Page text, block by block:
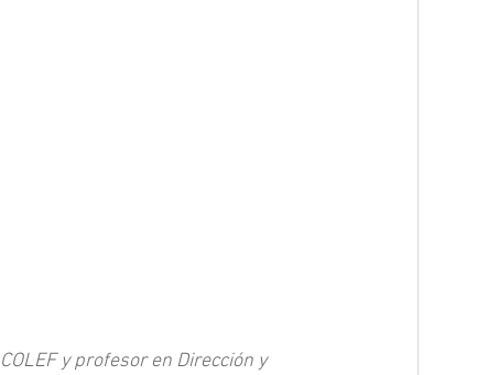
y profesor en Dirección y